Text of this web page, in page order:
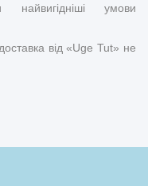
найвигідніші умови
від «Uge Tut» не